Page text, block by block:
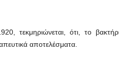
τεκμηριώνεται, ότι, το
αποτελέσματα.